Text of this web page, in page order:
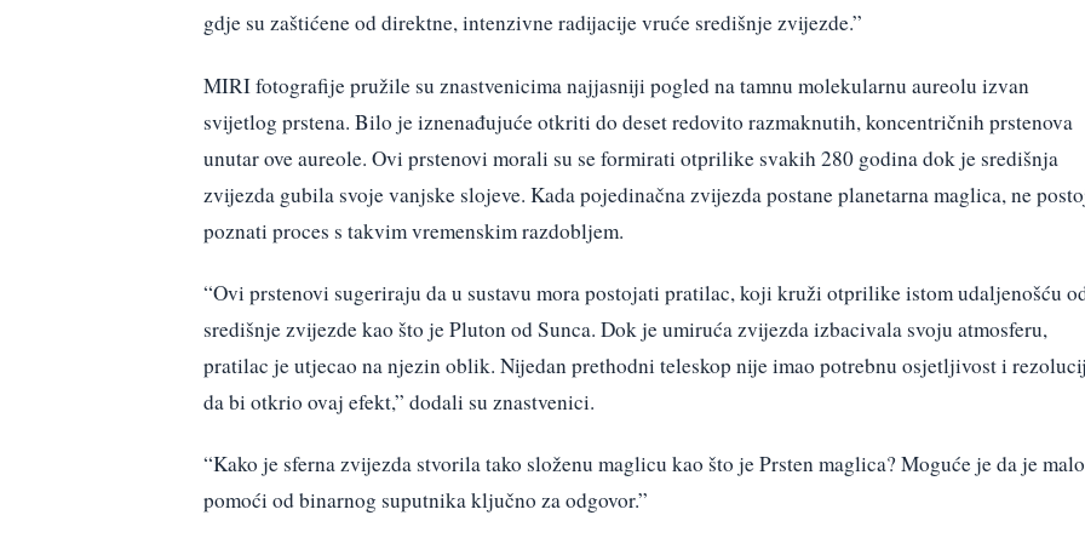
gdje su zaštićene od direktne, intenzivne radijacije vruće središnje zvijezde.”
MIRI fotografije pružile su znastvenicima najjasniji pogled na tamnu molekularnu aureolu izvan
svijetlog prstena. Bilo je iznenađujuće otkriti do deset redovito razmaknutih, koncentričnih prstenova
unutar ove aureole. Ovi prstenovi morali su se formirati otprilike svakih 280 godina dok je središnja
zvijezda gubila svoje vanjske slojeve. Kada pojedinačna zvijezda postane planetarna maglica, ne
poznati proces s takvim vremenskim razdobljem.
“Ovi prstenovi sugeriraju da u sustavu mora postojati pratilac, koji kruži otprilike istom udaljenošću
središnje zvijezde kao što je Pluton od Sunca. Dok je umiruća zvijezda izbacivala svoju atmosferu,
pratilac je utjecao na njezin oblik. Nijedan prethodni teleskop nije imao potrebnu osjetljivost i
da bi otkrio ovaj efekt,” dodali su znastvenici.
“Kako je sferna zvijezda stvorila tako složenu maglicu kao što je Prsten maglica? Moguće je da je malo
pomoći od binarnog suputnika ključno za odgovor.”